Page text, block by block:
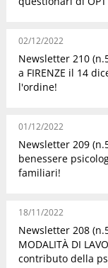
02/12/2022
Newsletter 210
a FIRENZE il 14
l'ordine!
01/12/2022
Newsletter 209
benessere
familiari!
18/11/2022
Newsletter 208
MODALITÀ DI
contributo della